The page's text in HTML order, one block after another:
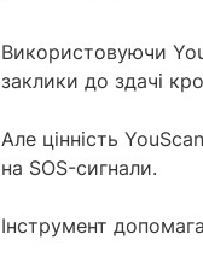
Використовуючи
заклики до здачі
Але цінність
на SOS-сигнали.
Інструмент